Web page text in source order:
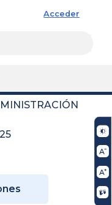
Acceder